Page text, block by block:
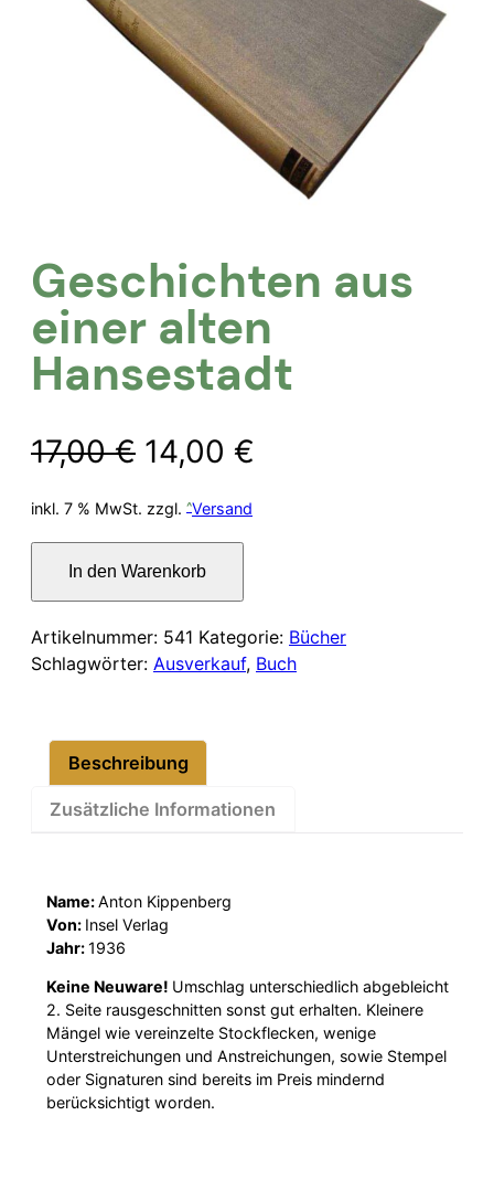
Geschichten aus
einer alten
Hansestadt
17,00€ Ursprünglicher
Preis
war:
17,00 €
14,00 €
inkl. 7 % MwSt. zzgl. Versand
einer
alten
Hansestadt
In den Warenkorb
Artikelnummer: 541 Kategorie: Bücher
Schlagwörter: Ausverkauf, Buch
Beschreibung
Zusätzliche Informationen
Name:Anton Kippenberg
Von: Insel Verlag
Jahr:1936
Keine Neuware! Umschlag unterschiedlich abgebleicht
2. Seite rausgeschnitten sonst gut erhalten. Kleinere
Mängel wie vereinzelte Stockflecken, wenige
Unterstreichungen und Anstreichungen, sowie Stempel
oder Signaturen sind bereits im Preis mindernd
berücksichtigt worden.